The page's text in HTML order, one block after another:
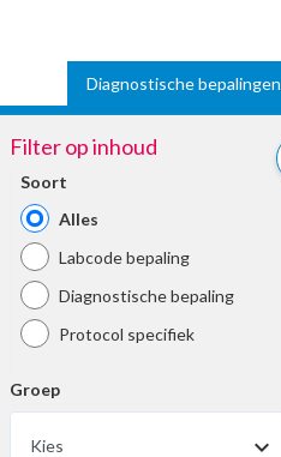
Diagnostische bepalingen
Filter op inhoud
Soort
Alles
Labcode bepaling
Diagnostische bepaling
Protocol specifiek
Groep
Kies